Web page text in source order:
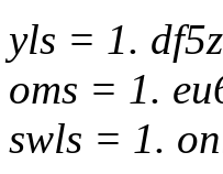
yls = 1.
oms = 1.
swls = 1.